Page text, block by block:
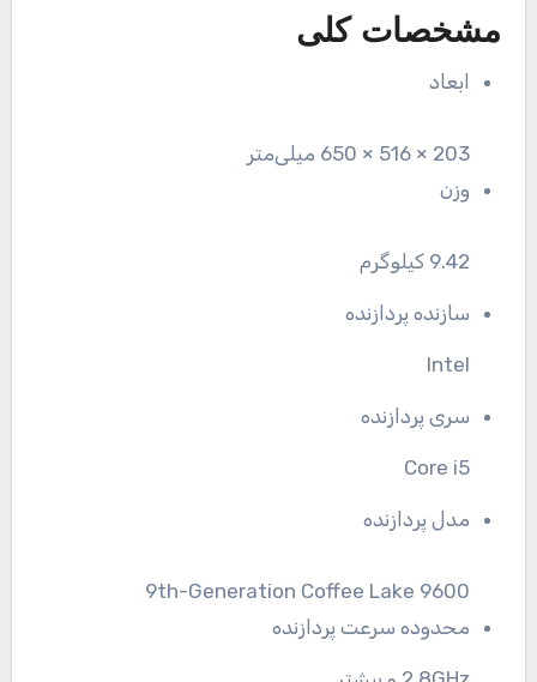
مشخصات کلی
ابعاد
203 × 516 × 650 میلی‌متر
وزن
9.42 کیلوگرم
سازنده پردازنده
Intel
سری پردازنده
Core i5
مدل پردازنده
9th-Generation Coffee Lake 9600
محدوده سرعت پردازنده